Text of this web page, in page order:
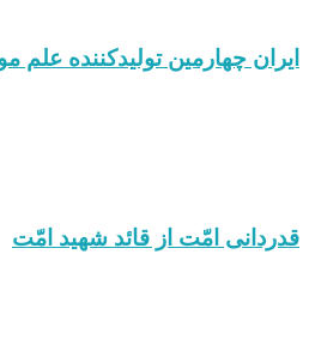
ایران چهارمین تولیدکننده علم
قدردانی امّت از قائد شهید امّت